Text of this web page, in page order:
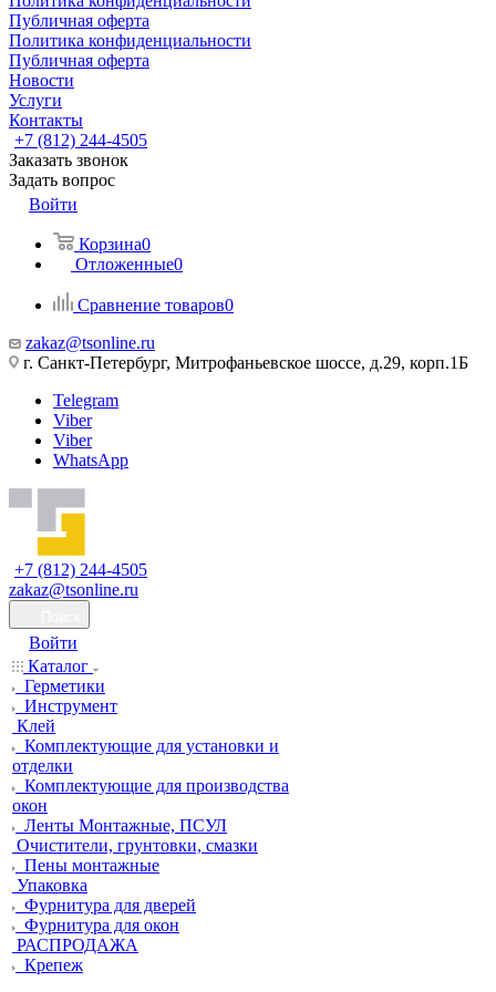
Публичная оферта
Политика конфиденциальности
Публичная оферта
Новости
Услуги
Контакты
+7 (812) 244-4505
Заказать звонок
Задать вопрос
Войти
Корзина0
Отложенные0
Сравнение товаров0
zakaz@tsonline.ru
г. Санкт-Петербург, Митрофаньевское шоссе, д.29, корп.1Б
Telegram
Viber
Viber
WhatsApp
+7 (812) 244-4505
zakaz@tsonline.ru
Войти
Каталог
Герметики
Инструмент
Клей
Комплектующие для установки и
отделки
Комплектующие для производства
окон
Ленты Монтажные, ПСУЛ
Очистители, грунтовки, смазки
Пены монтажные
Упаковка
Фурнитура для дверей
Фурнитура для окон
РАСПРОДАЖА
Крепеж